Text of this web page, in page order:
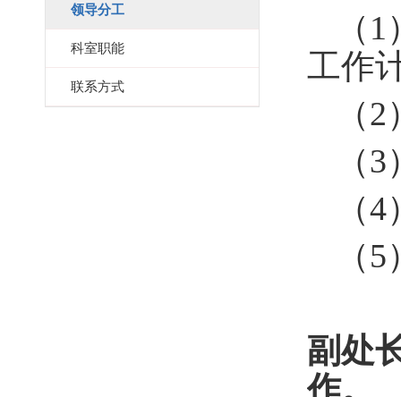
领导分工
科室职能
联系方式
（ 1
工作
（2
（3
（4
（5
副处
作。